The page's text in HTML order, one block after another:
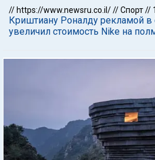
// https://www.newsru.co.il///Спорт//
Криштиану Роналду рекламой в
увеличил стоимость Nike на